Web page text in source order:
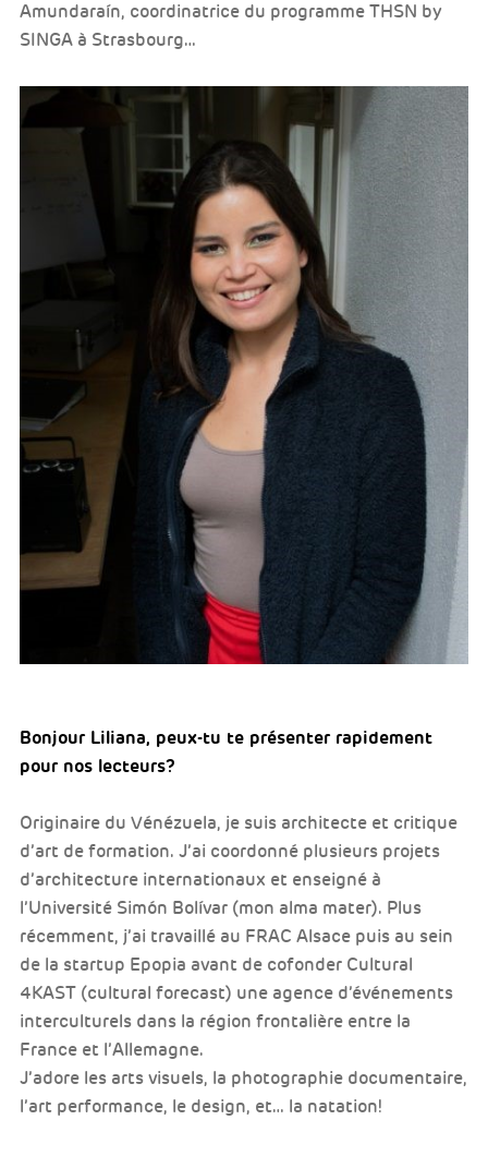
Amundaraín, coordinatrice du programme THSN by
SINGA à Strasbourg…
Bonjour Liliana, peux-tu te présenter rapidement
pour nos lecteurs?
Originaire du Vénézuela, je suis architecte et critique
d’art de formation. J’ai coordonné plusieurs projets
d’architecture internationaux et enseigné à
l’Université Simón Bolívar (mon alma mater). Plus
récemment, j’ai travaillé au FRAC Alsace puis au sein
de la startup Epopia avant de cofonder Cultural
4KAST (cultural forecast) une agence d’événements
interculturels dans la région frontalière entre la
France et l’Allemagne.
J’adore les arts visuels, la photographie documentaire,
l’art performance, le design, et… la natation!